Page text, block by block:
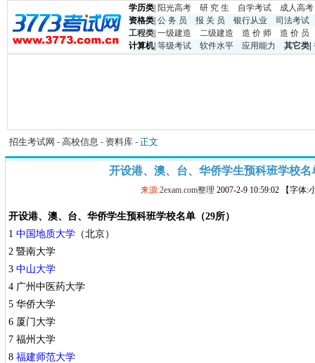
学历类 阳光高考 研 究 生 自学考试
成人高考
资格类 公 务 员 报 关 员 银行从业
司法考试
工程类 一级建造 二级建造 造 价 师
造 价 员
计算机| 等级考试 软件水平 应用能力 其它类
招生考试网 - 高校信息 - 资料库 - 正文
开设港、澳、台、华侨学生预科班学校名
来源:2exam.com整理 2007-2-9 10:59:02 【字体:
开设港、澳、台、华侨学生预科班学校名单（29所）
1 中国地质大学（北京）
2 暨南大学
3 中山大学
4 广州中医药大学
5 华侨大学
6 厦门大学
7 福州大学
8 福建师范大学